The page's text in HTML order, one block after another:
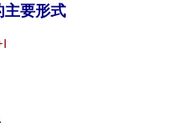
主要形式
.